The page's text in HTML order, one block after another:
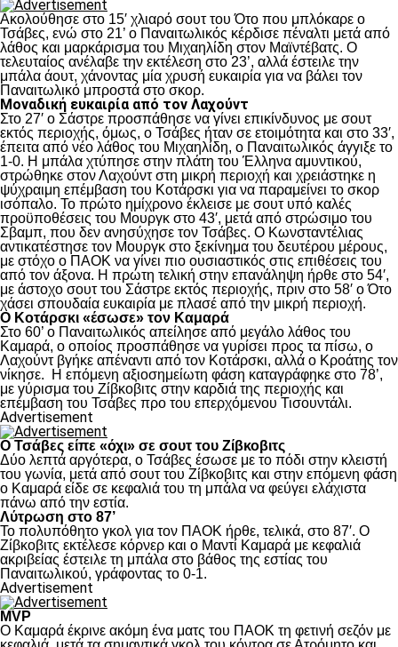
Ακολούθησε στο 15′ χλιαρό σουτ του Ότο που μπλόκαρε ο
Τσάβες, ενώ στο 21’ ο Παναιτωλικός κέρδισε πέναλτι μετά από
λάθος και μαρκάρισμα του Μιχαηλίδη στον Μαϊντέβατς. Ο
τελευταίος ανέλαβε την εκτέλεση στο 23’, αλλά έστειλε την
μπάλα άουτ, χάνοντας μία χρυσή ευκαιρία για να βάλει τον
Παναιτωλικό μπροστά στο σκορ.
Μοναδική ευκαιρία από τον Λαχούντ
Στο 27′ ο Σάστρε προσπάθησε να γίνει επικίνδυνος με σουτ
εκτός περιοχής, όμως, ο Τσάβες ήταν σε ετοιμότητα και στο 33′,
έπειτα από νέο λάθος του Μιχαηλίδη, ο Παναιτωλικός άγγιξε το
1-0. Η μπάλα χτύπησε στην πλάτη του Έλληνα αμυντικού,
στρώθηκε στον Λαχούντ στη μικρή περιοχή και χρειάστηκε η
ψύχραιμη επέμβαση του Κοτάρσκι για να παραμείνει το σκορ
ισόπαλο. Το πρώτο ημίχρονο έκλεισε με σουτ υπό καλές
προϋποθέσεις του Μουργκ στο 43′, μετά από στρώσιμο του
Σβαμπ, που δεν ανησύχησε τον Τσάβες. Ο Κωνσταντέλιας
αντικατέστησε τον Μουργκ στο ξεκίνημα του δευτέρου μέρους,
με στόχο ο ΠΑΟΚ να γίνει πιο ουσιαστικός στις επιθέσεις του
από τον άξονα. Η πρώτη τελική στην επανάληψη ήρθε στο 54′,
με άστοχο σουτ του Σάστρε εκτός περιοχής, πριν στο 58′ ο Ότο
χάσει σπουδαία ευκαιρία με πλασέ από την μικρή περιοχή.
Ο Κοτάρσκι «έσωσε» τον Καμαρά
Στο 60’ ο Παναιτωλικός απείλησε από μεγάλο λάθος του
Καμαρά, ο οποίος προσπάθησε να γυρίσει προς τα πίσω, ο
Λαχούντ βγήκε απέναντι από τον Κοτάρσκι, αλλά ο Κροάτης τον
νίκησε. Η επόμενη αξιοσημείωτη φάση καταγράφηκε στο 78’,
με γύρισμα του Ζίβκοβιτς στην καρδιά της περιοχής και
επέμβαση του Τσάβες προ του επερχόμενου Τισουντάλι.
Advertisement
Ο Τσάβες είπε «όχι» σε σουτ του Ζίβκοβιτς
Δύο λεπτά αργότερα, ο Τσάβες έσωσε με το πόδι στην κλειστή
του γωνία, μετά από σουτ του Ζίβκοβιτς και στην επόμενη φάση
ο Καμαρά είδε σε κεφαλιά του τη μπάλα να φεύγει ελάχιστα
πάνω από την εστία.
Λύτρωση στο 87’
Το πολυπόθητο γκολ για τον ΠΑΟΚ ήρθε, τελικά, στο 87′. Ο
Ζίβκοβιτς εκτέλεσε κόρνερ και ο Μαντί Καμαρά με κεφαλιά
ακριβείας έστειλε τη μπάλα στο βάθος της εστίας του
Παναιτωλικού, γράφοντας το 0-1.
Advertisement
MVP
Ο Καμαρά έκρινε ακόμη ένα ματς του ΠΑΟΚ τη φετινή σεζόν με